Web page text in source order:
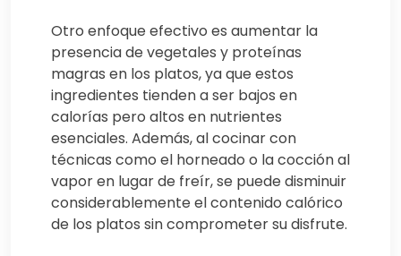
Otro enfoque efectivo es aumentar la
presencia de vegetales y proteínas
magras en los platos, ya que estos
ingredientes tienden a ser bajos en
calorías pero altos en nutrientes
esenciales. Además, al cocinar con
técnicas como el horneado o la cocción al
vapor en lugar de freír, se puede disminuir
considerablemente el contenido calórico
de los platos sin comprometer su disfrute.